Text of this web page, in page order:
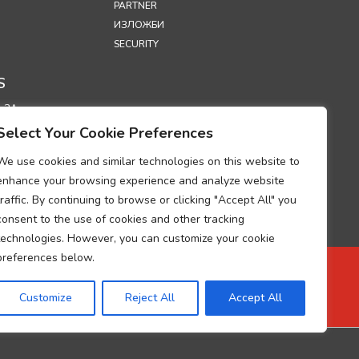
Your Cookie Preferences
use cookies and similar technologies on this website to
your browsing experience and analyze website
By continuing to browse or clicking "Accept All" you
to the use of cookies and other tracking
However, you can customize your cookie
below.
Customize Reject All Accept All
PARTNER
ИЗЛОЖБИ
SECURITY
ЗА
НА
(COOKIES)
ОТНОСНО
НА
ЗА
НА ЛИЧНИ
ЗА
НА ДАННИ